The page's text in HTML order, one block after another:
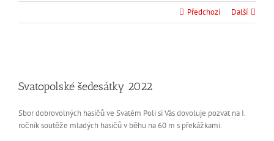
Předchozí Další
Svatopolské šedesátky 2022
Sbor dobrovolných hasičů ve Svatém Poli si Vás dovoluje pozvat na I.
ročník soutěže mladých hasičů v běhu na 60 m s překážkami.